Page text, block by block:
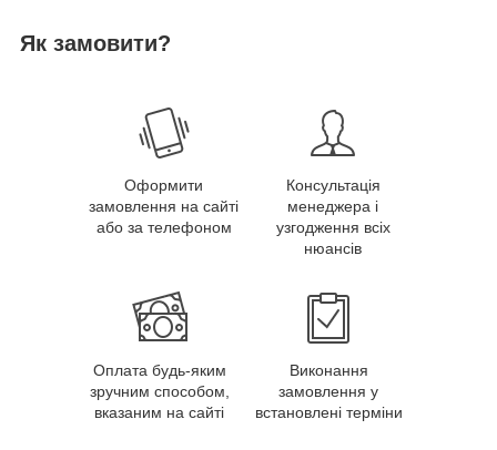
Як замовити?
Оформити
замовлення на сайті
або за телефоном
Консультація
менеджера і
узгодження всіх
нюансів
Оплата будь-яким
зручним способом,
вказаним на сайті
Виконання
замовлення у
встановлені терміни